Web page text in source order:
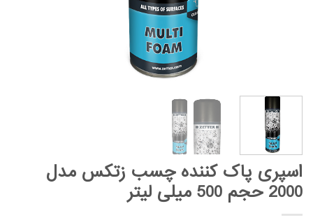
اسپری پاک کننده چسب زتکس مدل
2000 حجم 500 میلی لیتر